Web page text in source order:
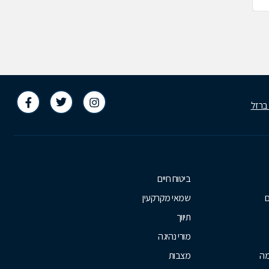
ביטוח חיים
שמאי מקרקעין
תיווך
מורי נהיגה
מצבות